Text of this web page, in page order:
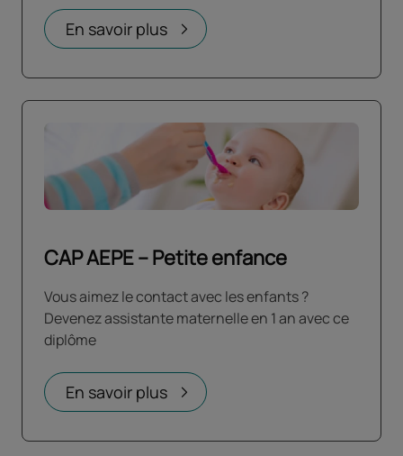
En savoir plus
CAP AEPE – Petite enfance
Vous aimez le contact avec les enfants ?
Devenez assistante maternelle en 1 an avec ce
diplôme
En savoir plus